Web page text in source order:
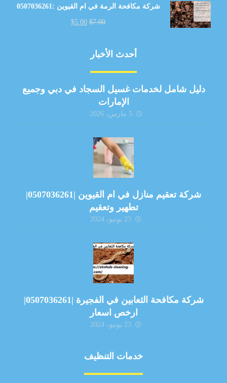
شركة مكافحة الرمة في ام القيوين :0507036261
$7.00
$5.00
أحدث الأخبار
دليل شامل لخدمات غسيل السجاد في دبي وجميع
الإمارات
5 مارس، 2026
شركة تعقيم منازل في ام القيوين |0507036261|
تطهير وتعقيم
23 يونيو، 2024
شركة مكافحة الثعابين في الفجيرة |0507036261|
ارخص اسعار
23 يونيو، 2024
خدمات التنظيف